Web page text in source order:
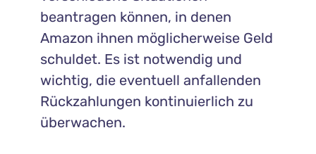
beantragen können, in denen
Amazon ihnen möglicherweise Geld
schuldet. Es ist notwendig und
wichtig, die eventuell anfallenden
Rückzahlungen kontinuierlich zu
überwachen.